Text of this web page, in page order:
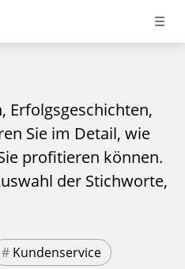
Erfolgsgeschichten,
Sie im Detail, wie
profitieren können.
der Stichworte,
# Kundenservice